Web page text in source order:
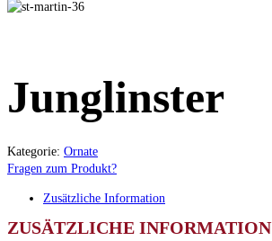
Junglinster
Kategorie: Ornate
Fragen zum Produkt?
Zusätzliche Information
ZUSÄTZLICHE INFORMATION